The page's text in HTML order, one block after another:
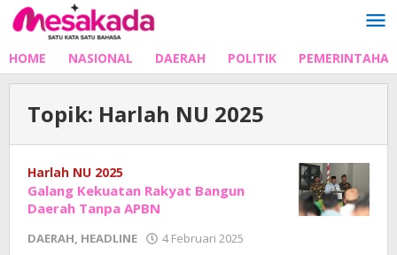
Lewati
ke
HOME NASIONAL DAERAH POLITIK
Topik: Harlah NU 2025
Harlah NU 2025
Galang Kekuatan Rakyat Bangun
Daerah Tanpa APBN
DAERAH, HEADLINE 4 Februari 2025